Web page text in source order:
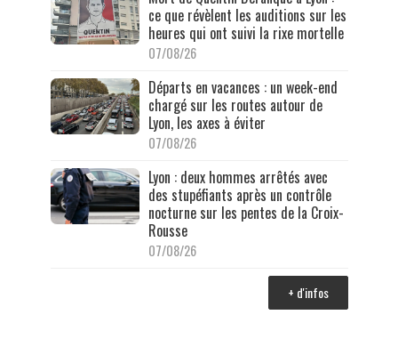
ce que révèlent les auditions sur les
heures qui ont suivi la rixe mortelle
07/08/26
Départs en vacances : un week-end
chargé sur les routes autour de
Lyon, les axes à éviter
07/08/26
Lyon : deux hommes arrêtés avec
des stupéfiants après un contrôle
nocturne sur les pentes de la Croix-
Rousse
07/08/26
+ d'infos